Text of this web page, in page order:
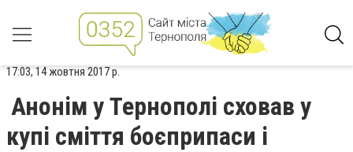
17:03, 14 жовтня 2017 р.
Анонім у Тернополі сховав у
купі сміття боєприпаси і